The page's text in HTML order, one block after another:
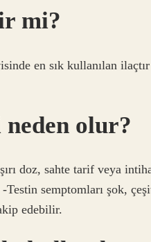
mi?
en sık kullanılan
olur?
doz, sahte tarif veya
semptomları şok,
edebilir.